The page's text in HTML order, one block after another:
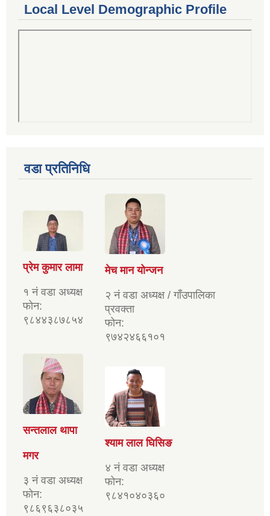
Local Level Demographic Profile
वडा प्रतिनिधि
प्रेम कुमार लामा
१ नं वडा अध्यक्ष
फोन:
९८४४३८७८५४
मेच मान योन्जन
२ नं वडा अध्यक्ष / गाँउपालिका
प्रवक्ता
फोन:
९७४२४६६१०१
सन्तलाल थापा
मगर
३ नं वडा अध्यक्ष
फोन:
९८६९६३८०३५
श्याम लाल घिसिङ
४ नं वडा अध्यक्ष
फोन:
९८४१०४०३६०